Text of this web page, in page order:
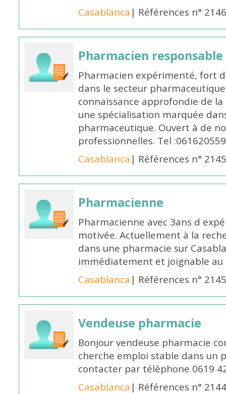
Casablanca | Références n°
Pharmacien responsable
Pharmacien expérimenté, fort
dans le secteur
connaissance approfondie de
une spécialisation marquée
pharmaceutique. Ouvert à de
professionnelles. Tel
Casablanca | Références n°
Pharmacienne
Pharmacienne avec 3ans d
motivée. Actuellement à la
dans une pharmacie sur
immédiatement et joignable au
Casablanca | Références n°
Vendeuse pharmacie
Bonjour vendeuse pharmacie
cherche emploi stable dans un
contacter par téléphone 0619
Casablanca | Références n°